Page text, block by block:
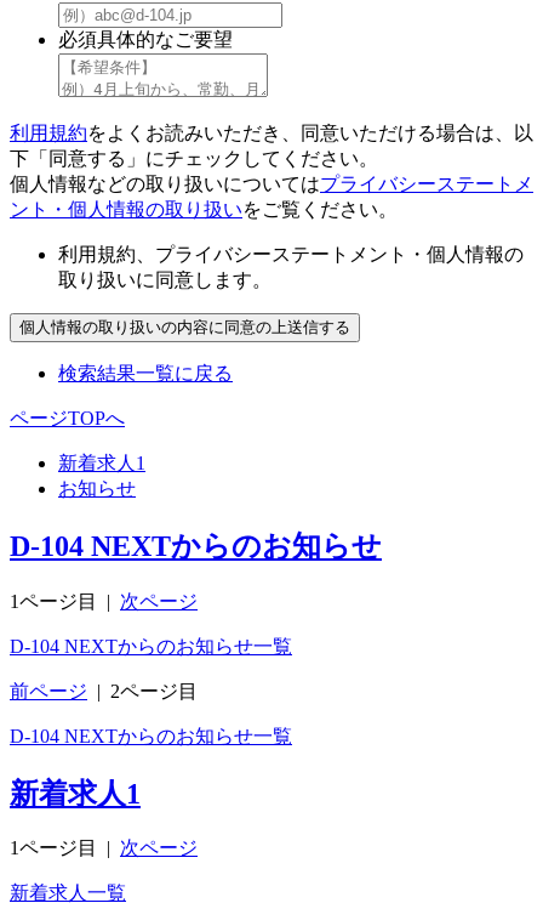
必須具体的なご要望
利用規約をよくお読みいただき、同意いただける場合は、以
下「同意する」にチェックしてください。
個人情報などの取り扱いについてはプライバシーステートメ
ント・個人情報の取り扱いをご覧ください。
利用規約、プライバシーステートメント・個人情報の
取り扱いに同意します。
検索結果一覧に戻る
ページTOPへ
新着求人 1
お知らせ
D-104 NEXTからのお知らせ
1ページ目 | 次ページ
D-104 NEXTからのお知らせ一覧
前ページ | 2ページ目
D-104 NEXTからのお知らせ一覧
新着求人1
1ページ目 次ページ
新着求人一覧